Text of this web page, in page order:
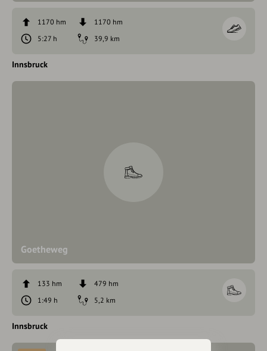
1170 hm
1170 hm
5:27 h
39,9 km
Innsbruck
Goetheweg
133 hm
479 hm
1:49 h
5,2 km
Innsbruck